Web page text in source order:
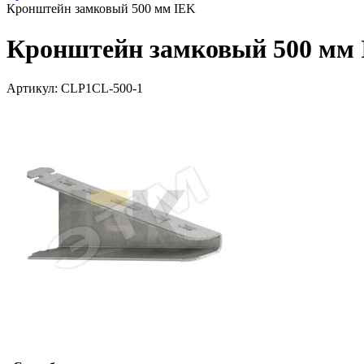
Кронштейн замковый 500 мм IEK
Кронштейн замковый 500 мм
Артикул: CLP1CL-500-1